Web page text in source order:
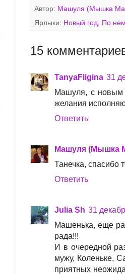
Автор: Машуля (Мышка
Ярлыки: Новый год По
15
TanyaFligina 31
Машуля, с новым
желания
Ответить
Машуля (Мышка
Танечка, спасибо
Ответить
Julia Sh 31
Машенька, еще
рада!!!
И в очередной
мужу, Коленьке,
приятных